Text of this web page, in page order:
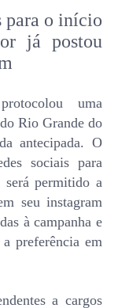
para o início
já postou
uma
Rio Grande do
antecipada. O
sociais para
será permitido a
seu instagram
à campanha e
preferência em
a cargos